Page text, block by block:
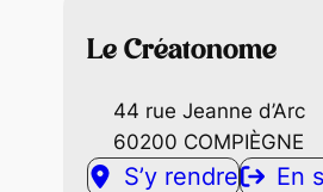
Le Créatonome
44 rue Jeanne d’Arc
60200 COMPIÈGNE
S’y rendre En